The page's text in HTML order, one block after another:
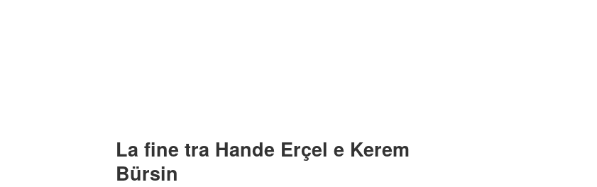
La fine tra Hande Erçel e Kerem
Bürsin